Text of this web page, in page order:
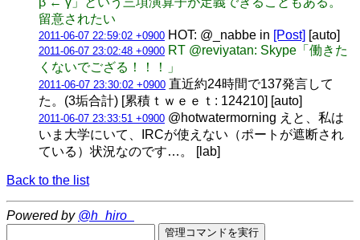
留意されたい
2011-06-07 22:59:02 +0900 HOT: @_nabbe in [Post] [auto]
2011-06-07 23:02:48 +0900 RT @reviyatan: Skype「働きた
くないでござる！！！」
2011-06-07 23:30:02 +0900 直近約24時間で137発言して
た。(3垢合計) [累積ｔｗｅｅｔ: 124210] [auto]
2011-06-07 23:33:51 +0900 @hotwatermorning えと、私は
いま大学にいて、IRCが使えない（ポートが遮断され
ている）状況なのです…。 [lab]
Back to the list
Powered by @h_hiro_